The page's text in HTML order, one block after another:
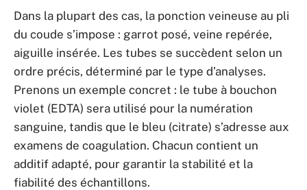
Dans la plupart des cas, la ponction veineuse au pli
du coude s’impose : garrot posé, veine repérée,
aiguille insérée. Les tubes se succèdent selon un
ordre précis, déterminé par le type d’analyses.
Prenons un exemple concret : le tube à bouchon
violet (EDTA) sera utilisé pour la numération
sanguine, tandis que le bleu (citrate) s’adresse aux
examens de coagulation. Chacun contient un
additif adapté, pour garantir la stabilité et la
fiabilité des échantillons.